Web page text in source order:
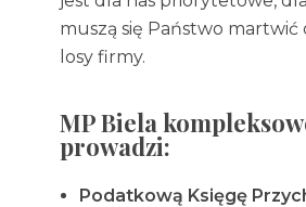
muszą się Państwo martwić
losy firmy.
MP Biela
prowadzi:
Podatkową Księgę